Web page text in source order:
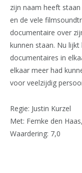
zijn naam heeft
en de vele
documentaire over
kunnen staan. Nu
documentaires in
elkaar meer had
voor veelzijdig
Regie: Justin Kurzel
Met: Femke den
Waardering: 7,0